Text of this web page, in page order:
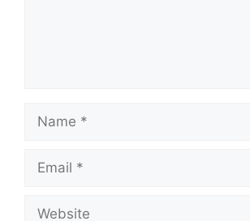
Name
Email
Website